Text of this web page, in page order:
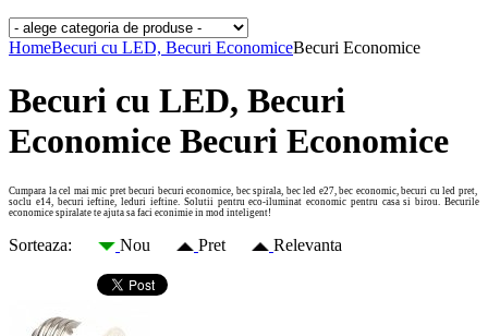
HomeBecuri cu LED, Becuri EconomiceBecuri Economice
Becuri cu LED, Becuri
Economice Becuri Economice
Cumpara la cel mai mic pret becuri becuri economice, bec spirala, bec led e27, bec economic, becuri cu led pret,
soclu e14, becuri ieftine, leduri ieftine. Solutii pentru eco-iluminat economic pentru casa si birou. Becurile
economice spiralate te ajuta sa faci econimie in mod inteligent!
Sorteaza: Nou Pret Relevanta